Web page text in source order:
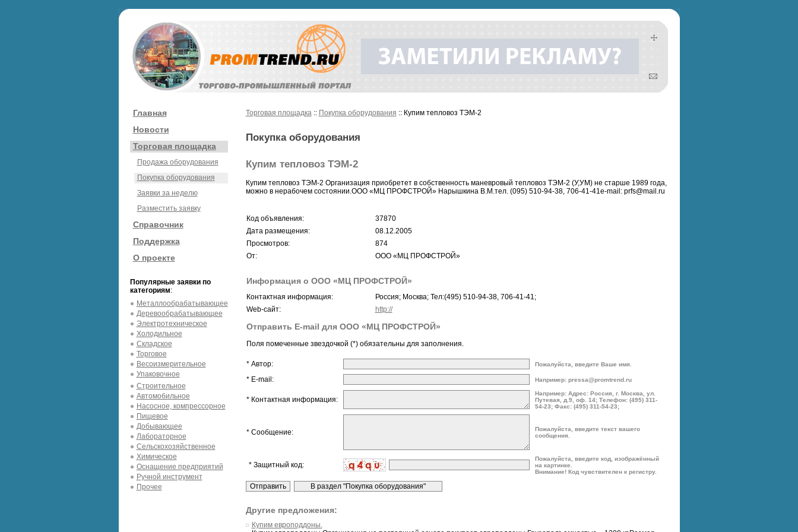
Главная
Новости
Торговая площадка
Продажа оборудования
Покупка оборудования
Заявки за неделю
Разместить заявку
Справочник
Поддержка
О проекте
Популярные заявки по
категориям:
Металлообрабатывающее
Деревообрабатывающее
Электротехническое
Холодильное
Складское
Торговое
Весоизмерительное
Упаковочное
Строительное
Автомобильное
Насосное, компрессорное
Пищевое
Добывающее
Лабораторное
Сельскохозяйственное
Химическое
Оснащение предприятий
Ручной инструмент
Прочее
Торговая площадка:: Покупка оборудования :: Купим тепловоз ТЭМ-2
Покупка оборудования
Купим тепловоз ТЭМ-2
Купим тепловоз ТЭМ-2 Организация приобретет в собственность маневровый тепловоз ТЭМ-2 (У,УМ) не старше 1989 года,
можно в нерабочем состоянии.ООО «МЦ ПРОФСТРОЙ» Нарышкина В.М.тел. (095) 510-94-38, 706-41-41e-mail: prfs@mail.ru
Код объявления:
37870
Дата размещения:
08.12.2005
Просмотров:
874
От:
ООО «МЦ ПРОФСТРОЙ»
Информация о ООО «МЦ ПРОФСТРОЙ»
Контактная информация:
Россия; Москва; Тел:(495) 510-94-38, 706-41-41;
Web-сайт:
http://
Отправить E-mail для ООО «МЦ ПРОФСТРОЙ»
Поля помеченные звездочкой (*) обязательны для заполнения.
* Автор: Пожалуйста, введите Ваше имя.
* E-mail: Например: pressa@promtrend.ru
* Контактная информация:
Например: Адрес: Россия, г. Москва, ул.
Путевая, д.9, оф. 14; Телефон: (495) 311-
54-23; Факс: (495) 311-54-23;
* Сообщение:
Пожалуйста, введите текст вашего
сообщения.
* Защитный код:
Пожалуйста, введите код, изображённый
на картинке.
Внимание! Код чувствителен к регистру.
Другие предложения:
Купим европоддоны.